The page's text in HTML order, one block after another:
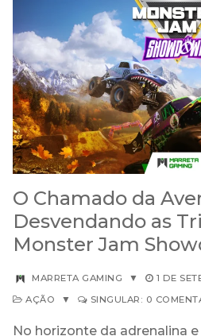
O Chamado da
Desvendando as
Monster Jam
MARRETA GAMING ▼ 1 DE
AÇÃO
▼ SINGULAR: 0
No horizonte da adrenalina